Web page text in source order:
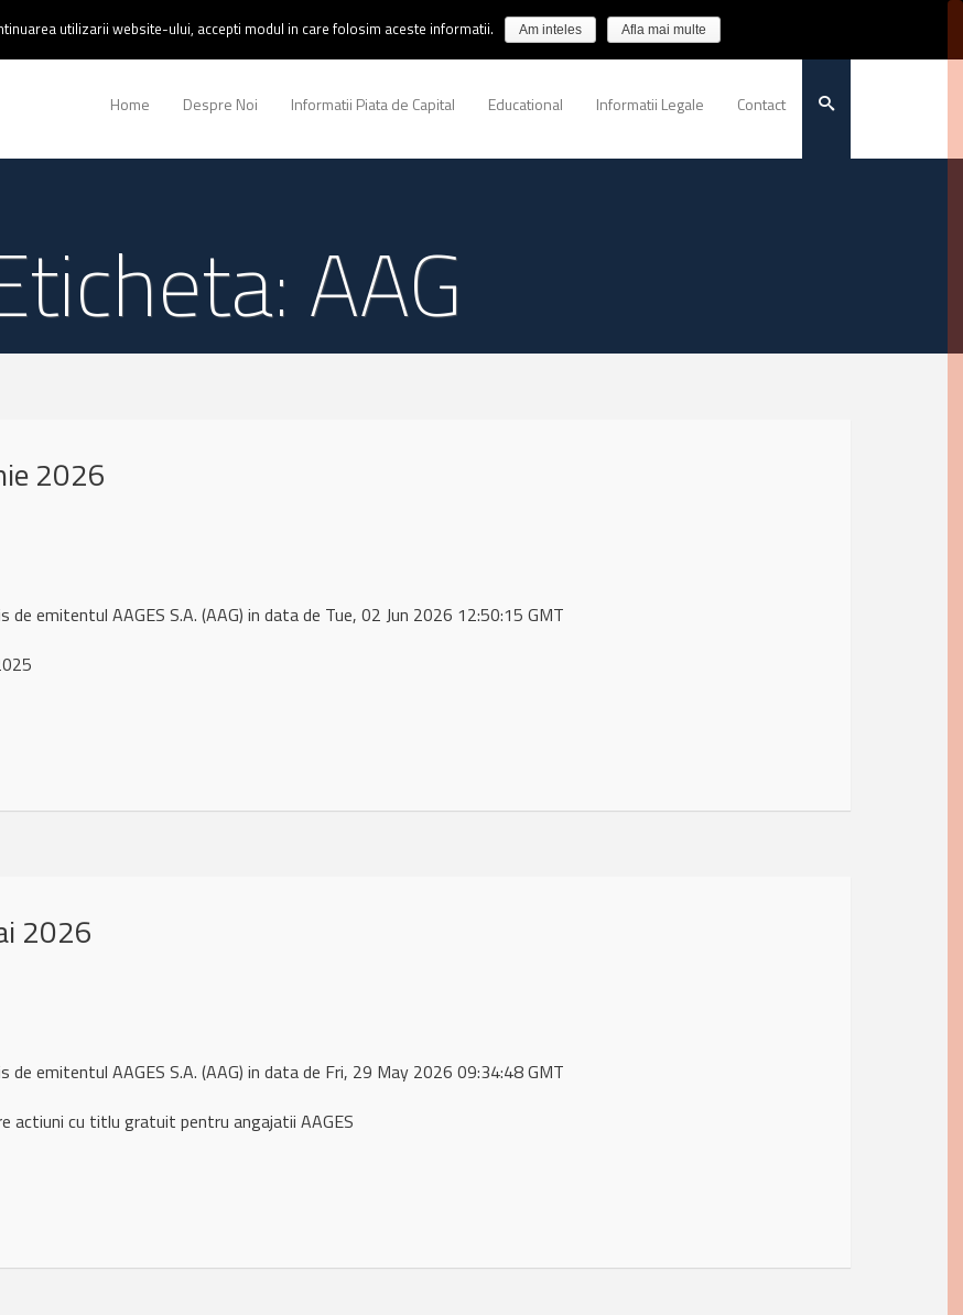
Home Despre Noi Informatii Piata de Capital Educational Informatii Legale Contact
AAG
2026
emitentul AAGES S.A. (AAG) in data de Tue, 02 Jun 2026 12:50:15 GMT
2026
emitentul AAGES S.A. (AAG) in data de Fri, 29 May 2026 09:34:48 GMT
actiuni cu titlu gratuit pentru angajatii AAGES
utilizarii website-ului, accepti modul in care folosim aceste informatii. Am inteles Afla mai multe